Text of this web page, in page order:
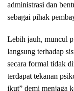
administrasi dan
sebagai pihak
Lebih jauh, muncul
langsung terhadap
secara formal tidak
terdapat tekanan
ikut” demi menjaga